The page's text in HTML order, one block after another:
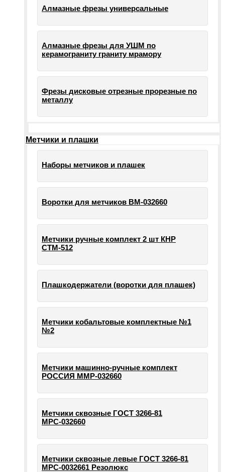
Алмазные фрезы универсальные
Алмазные фрезы для УШМ по
керамограниту граниту мрамору
Фрезы дисковые отрезные прорезные по
металлу
Метчики и плашки
Наборы метчиков и плашек
Воротки для метчиков ВМ-032660
Метчики ручные комплект 2 шт КНР
СТМ-512
Плашкодержатели (воротки для плашек)
Метчики кобальтовые комплектные №1
№2
Метчики машинно-ручные комплект
РОССИЯ ММР-032660
Метчики сквозные ГОСТ 3266-81
МРС-032660
Метчики сквозные левые ГОСТ 3266-81
МРС-0032661 Резолюкс